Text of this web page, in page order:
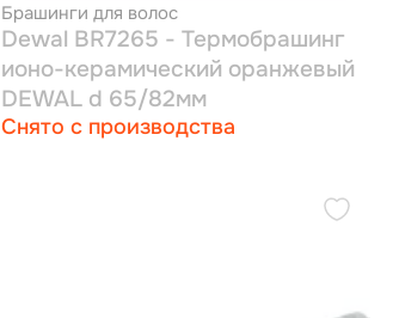
Брашинги для волос
Dewal BR7265 - Термобрашинг
ионо-керамический оранжевый
DEWAL d 65/82мм
Снято с производства